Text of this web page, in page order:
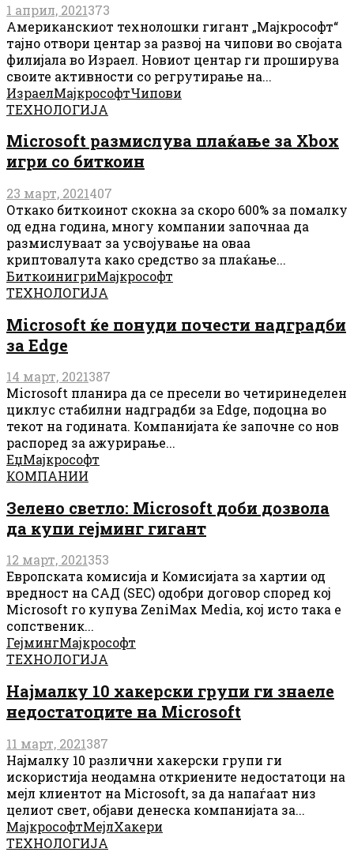
1 април, 2021373
Американскиот технолошки гигант „Мајкрософт“
тајно отвори центар за развој на чипови во својата
филијала во Израел. Новиот центар ги проширува
своите активности со регрутирање на...
ИзраелМајкрософтЧипови
ТЕХНОЛОГИЈА
Microsoft размислува плаќање за Xbox
игри со биткоин
23 март, 2021407
Откако биткоинот скокна за скоро 600% за помалку
од една година, многу компании започнаа да
размислуваат за усвојување на оваа
криптовалута како средство за плаќање...
БиткоинигриМајкрософт
ТЕХНОЛОГИЈА
Microsoft ќе понуди почести надградби
за Edge
14 март, 2021387
Microsoft планира да се пресели во четиринеделен
циклус стабилни надградби за Edge, подоцна во
текот на годината. Компанијата ќе започне со нов
распоред за ажурирање...
ЕџМајкрософт
КОМПАНИИ
Зелено светло: Microsoft доби дозвола
да купи гејминг гигант
12 март, 2021353
Европската комисија и Комисијата за хартии од
вредност на САД (SEC) одобри договор според кој
Microsoft го купува ZeniMax Media, кој исто така е
сопственик...
ГејмингМајкрософт
ТЕХНОЛОГИЈА
Најмалку 10 хакерски групи ги знаеле
недостатоците на Microsoft
11 март, 2021387
Најмалку 10 различни хакерски групи ги
искористија неодамна откриените недостатоци на
мејл клиентот на Microsoft, за да напаѓаат низ
целиот свет, објави денеска компанијата за...
МајкрософтМејлХакери
ТЕХНОЛОГИЈА